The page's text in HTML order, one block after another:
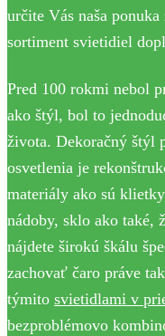
určite Vás naša
sortiment svietidiel
Pred 100 rokmi nebol
ako štýl, bol to
života. Dekoračný štýl
osvetlenia je
materiály ako sú
nádoby, sklo ako také,
nájdete širokú škálu
zachovať čaro práve
týmito svietidlami v
bezproblémovo